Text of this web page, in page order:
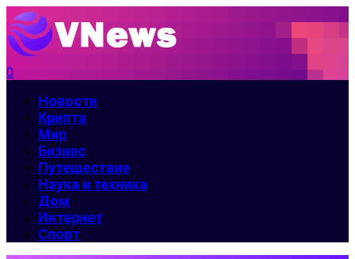
0
Новости
Крипта
Мир
Бизнес
Путешествие
Наука и техника
Дом
Интернет
Спорт